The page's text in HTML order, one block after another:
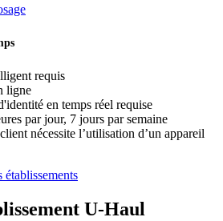
requis
ligne
en temps réel requise
par jour, 7 jours par semaine
nécessite l’utilisation d’un appareil
établissements
U-Haul